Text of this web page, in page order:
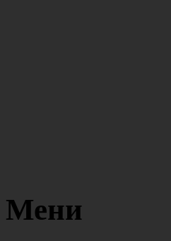
Мени